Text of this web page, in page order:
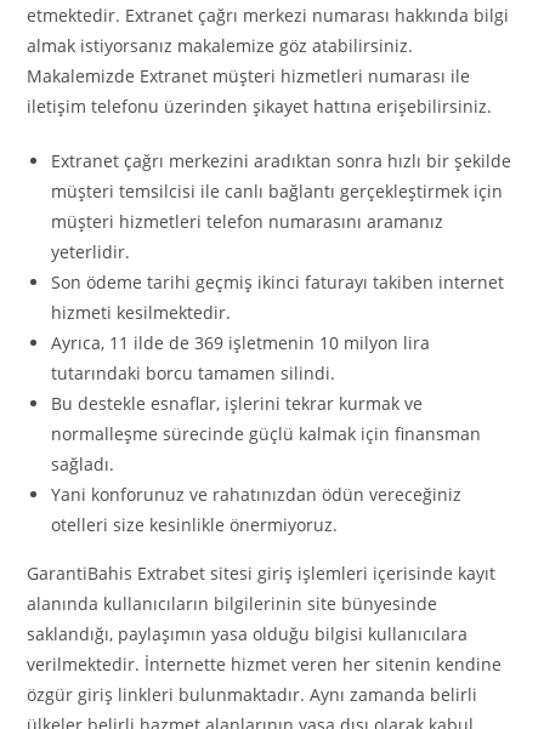
etmektedir. Extranet çağrı merkezi numarası hakkında bilgi
almak istiyorsanız makalemize göz atabilirsiniz.
Makalemizde Extranet müşteri hizmetleri numarası ile
iletişim telefonu üzerinden şikayet hattına erişebilirsiniz.
Extranet çağrı merkezini aradıktan sonra hızlı bir şekilde
müşteri temsilcisi ile canlı bağlantı gerçekleştirmek için
müşteri hizmetleri telefon numarasını aramanız
yeterlidir.
Son ödeme tarihi geçmiş ikinci faturayı takiben internet
hizmeti kesilmektedir.
Ayrıca, 11 ilde de 369 işletmenin 10 milyon lira
tutarındaki borcu tamamen silindi.
Bu destekle esnaflar, işlerini tekrar kurmak ve
normalleşme sürecinde güçlü kalmak için finansman
sağladı.
Yani konforunuz ve rahatınızdan ödün vereceğiniz
otelleri size kesinlikle önermiyoruz.
GarantiBahis Extrabet sitesi giriş işlemleri içerisinde kayıt
alanında kullanıcıların bilgilerinin site bünyesinde
saklandığı, paylaşımın yasa olduğu bilgisi kullanıcılara
verilmektedir. İnternette hizmet veren her sitenin kendine
özgür giriş linkleri bulunmaktadır. Aynı zamanda belirli